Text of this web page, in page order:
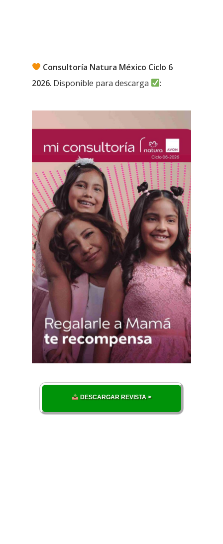
Consultoría Natura México Ciclo 6
2026. Disponible para descarga :
DESCARGAR REVISTA >